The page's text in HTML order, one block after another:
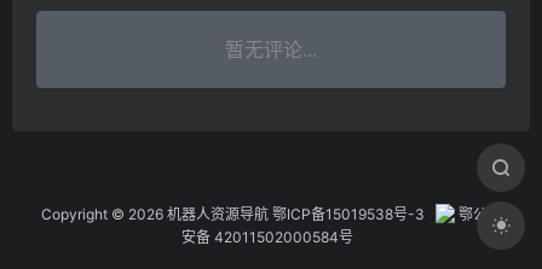
暂无评论...
Copyright © 2026 机器人资源导航 鄂ICP备15019538号-3
鄂公网
安备 42011502000584号